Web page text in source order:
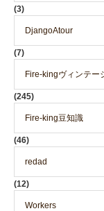
(3)
DjangoAtour
(7)
Fire-kingヴィンテー
(245)
Fire-king豆知識
(46)
redad
(12)
Workers